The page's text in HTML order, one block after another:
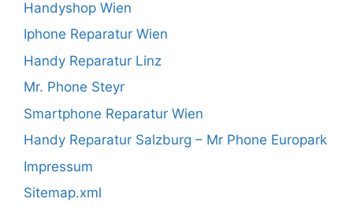
Handyshop Wien
Iphone Reparatur Wien
Handy Reparatur Linz
Mr. Phone Steyr
Smartphone Reparatur Wien
Handy Reparatur Salzburg – Mr Phone Europark
Impressum
Sitemap.xml